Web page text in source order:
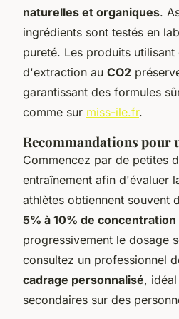
naturelles et organiques.
ingrédients sont testés en
pureté. Les produits utilisant
d'extraction au CO2
garantissant des formules
comme sur miss-ile.fr.
Recommandations pour
Commencez par de petites
entraînement afin d'évaluer
athlètes obtiennent souvent
5% à 10% de concentration
progressivement le dosage
consultez un professionnel
cadrage personnalisé,
secondaires sur des